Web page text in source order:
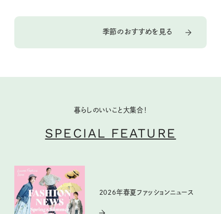
季節のおすすめを見る
暮らしのいいこと大集合！
SPECIAL FEATURE
2026年春夏ファッションニュース